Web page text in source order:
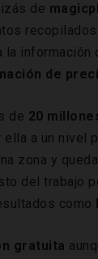
de
la información
de
de 20
ella a un nivel
zona y
del trabajo
como
gratuita